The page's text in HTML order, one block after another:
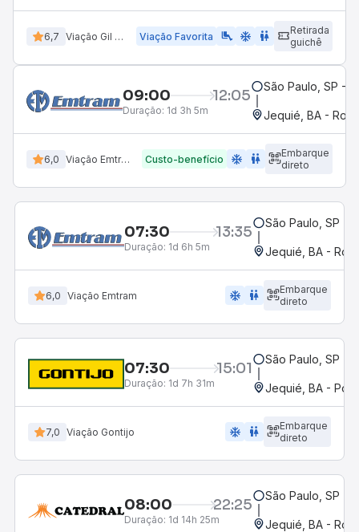
6,7 Viação Gil Turismo Viação Favorita airline_seat_legroom_extra ac_unit WC
Retirada
guichê
09:00 12:05
Duração: 1d 3h 5m
São Paulo, SP -
Jequié, BA -
6,0 Viação Emtram Custo-benefício ac_unit wc
Embarque
direto
07:30 13:35
Duração: 1d 6h 5m
São Paulo, SP -
Jequié, BA -
6,0 Viação Emtram ac_unit wc
Embarque
direto
07:30 15:01
Duração: 1d 7h 31m
São Paulo, SP -
Jequié, BA -
7,0 Viação Gontijo ac_unit wc
Embarque
direto
08:00 22:25
Duração: 1d 14h 25m
São Paulo, SP -
Jequié, BA -